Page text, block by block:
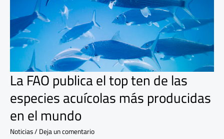
La FAO publica el top ten de las
especies acuícolas más producidas
en el mundo
Noticias/Deja un comentario
especies
acuícolas
más
producidas
el
mundo